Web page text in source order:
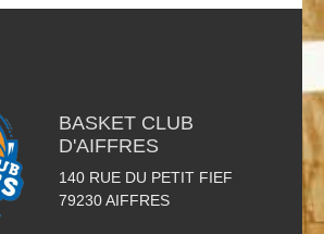
BASKET CLUB
D'AIFFRES
140 RUE DU PETIT FIEF
79230AIFFRES